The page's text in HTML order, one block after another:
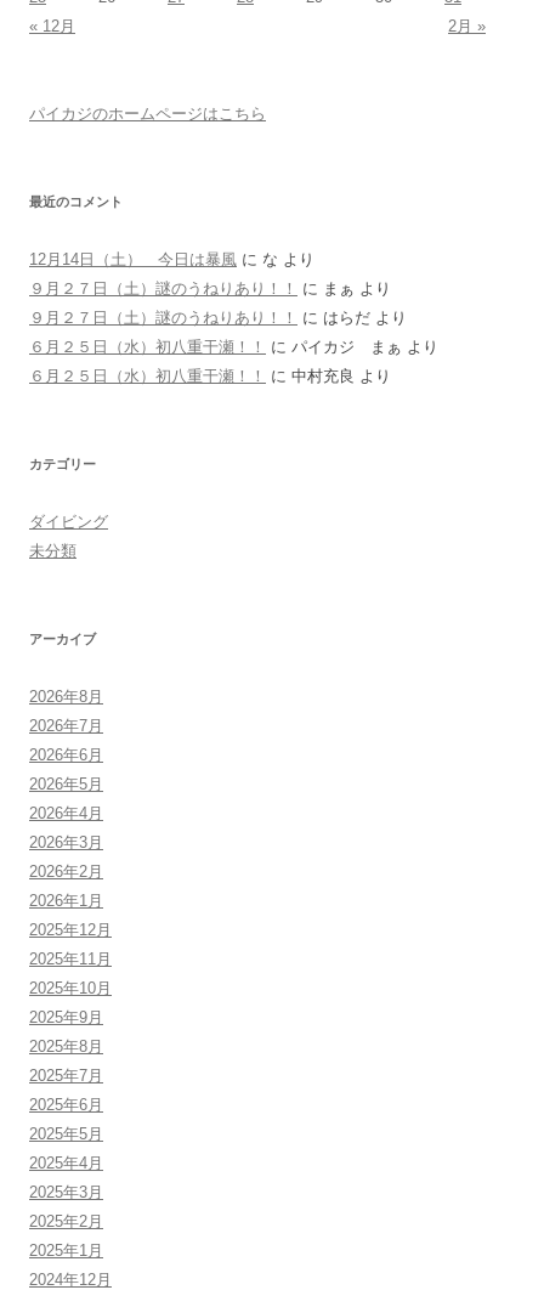
ン
« 12月
2月 »
パイカジのホームページはこちら
最近のコメント
12月14日（土） 今日は暴風 に な より
９月２７日（土）謎のうねりあり！！
に まぁ より
９月２７日（土）謎のうねりあり！！
に はらだ より
６月２５日（水）初八重干瀬！！
に パイカジ まぁ より
６月２５日（水）初八重干瀬！！
に 中村充良 より
カテゴリー
ダイビング
未分類
アーカイブ
2026年8月
2026年7月
2026年6月
2026年5月
2026年4月
2026年3月
2026年2月
2026年1月
2025年12月
2025年11月
2025年10月
2025年9月
2025年8月
2025年7月
2025年6月
2025年5月
2025年4月
2025年3月
2025年2月
2025年1月
2024年12月